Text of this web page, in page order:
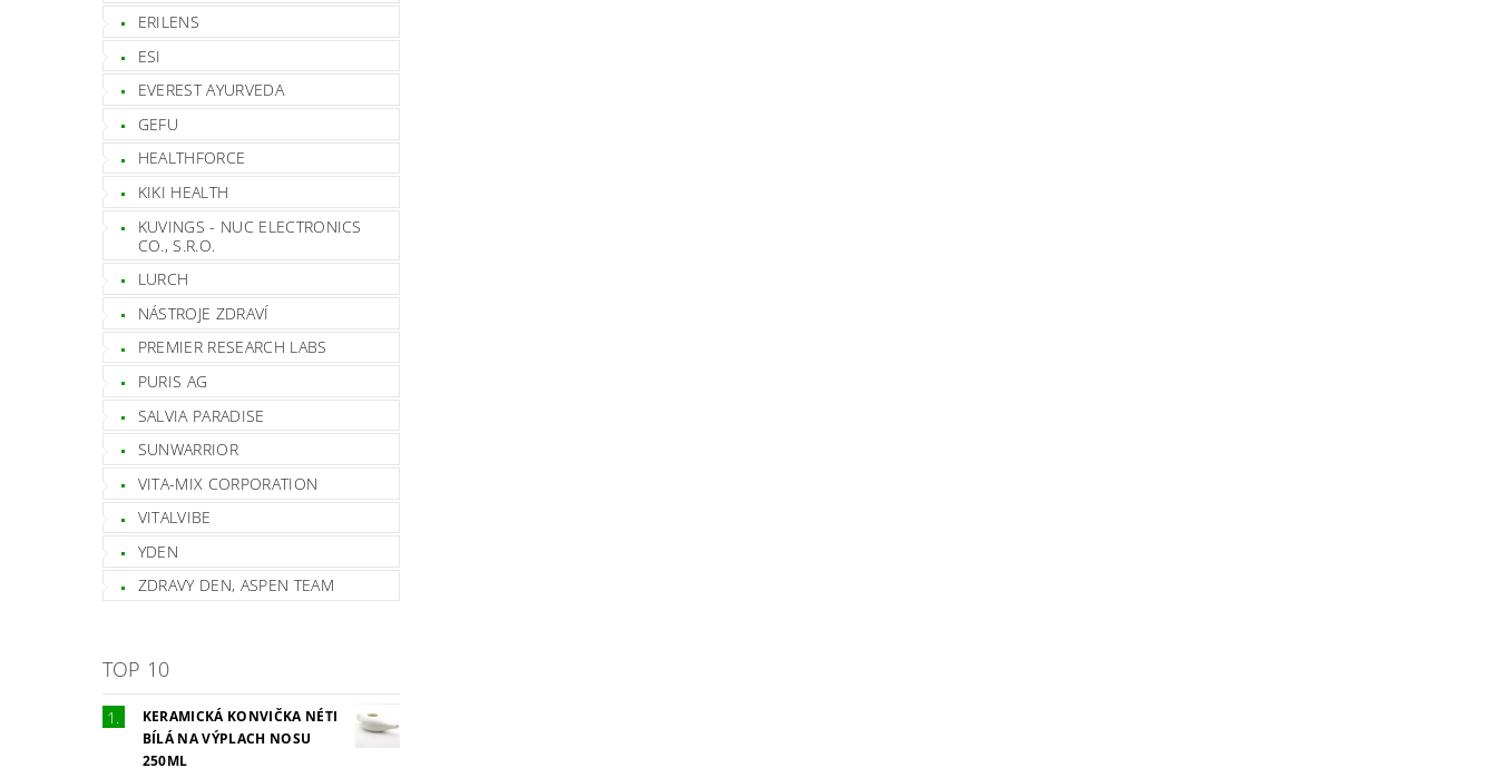
ERILENS
ESI
EVEREST AYURVEDA
GEFU
HEALTHFORCE
KIKI HEALTH
KUVINGS - NUC ELECTRONICS
CO., S.R.O.
LURCH
NÁSTROJE ZDRAVÍ
PREMIER RESEARCH LABS
PURIS AG
SALVIA PARADISE
SUNWARRIOR
VITA-MIX CORPORATION
VITALVIBE
YDEN
ZDRAVY DEN, ASPEN TEAM
TOP 10
KERAMICKÁ KONVIČKA NÉTI
BÍLÁ NA VÝPLACH NOSU
250ML